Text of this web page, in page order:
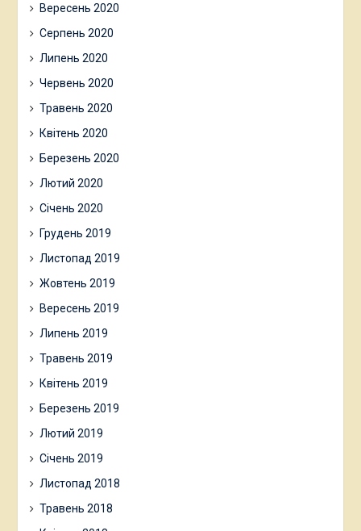
Вересень 2020
Серпень 2020
Липень 2020
Червень 2020
Травень 2020
Квітень 2020
Березень 2020
Лютий 2020
Січень 2020
Грудень 2019
Листопад 2019
Жовтень 2019
Вересень 2019
Липень 2019
Травень 2019
Квітень 2019
Березень 2019
Лютий 2019
Січень 2019
Листопад 2018
Травень 2018